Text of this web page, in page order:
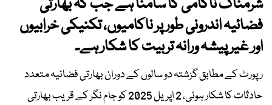
شرمناک ناکامی کا سامنا ہے جب کہ بھارتی
فضائیہ اندرونی طور پر ناکامیوں، تکنیکی خرابیوں
اور غیر پیشہ ورانہ تربیت کا شکار ہے۔
رپورٹ کے مطابق گزشتہ دو سالوں کے دوران بھارتی فضائیہ متعدد
حادثات کا شکار ہوئی، 2 اپریل 2025 کو جام نگر کے قریب بھارتی